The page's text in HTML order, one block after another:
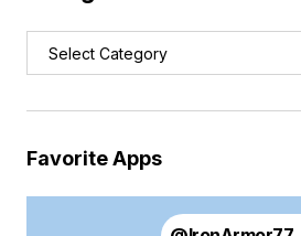
Favorite Apps